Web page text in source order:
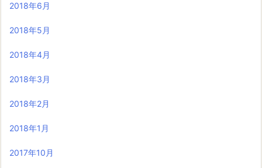
2018年6月
2018年5月
2018年4月
2018年3月
2018年2月
2018年1月
2017年10月